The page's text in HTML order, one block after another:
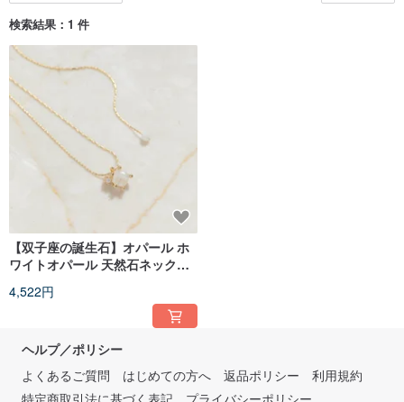
検索結果：1 件
【双子座の誕生石】オパール ホ
ワイトオパール 天然石ネックレ
4,522円
ヘルプ／ポリシー
よくあるご質問
はじめての方へ 返品ポリシー
利用規約